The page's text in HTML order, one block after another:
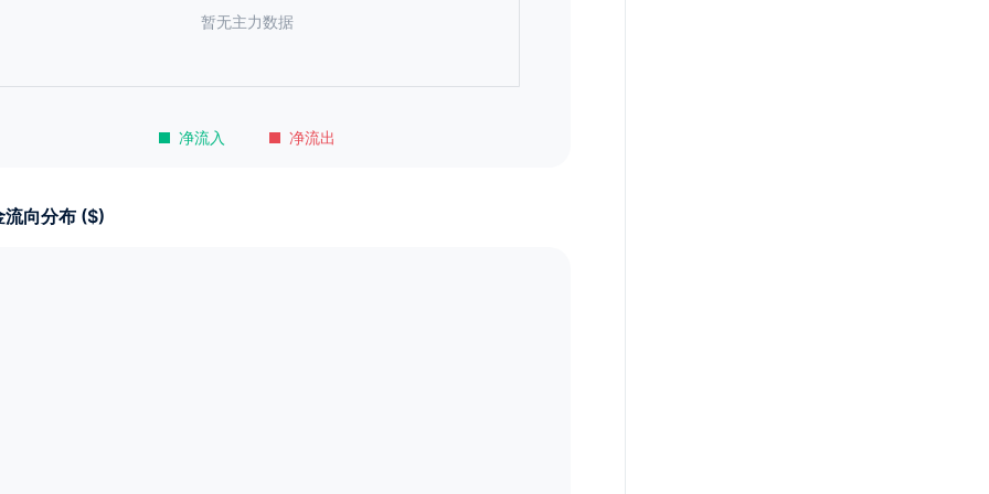
净流入 净流出
暂无主力数据
向分布 ($)